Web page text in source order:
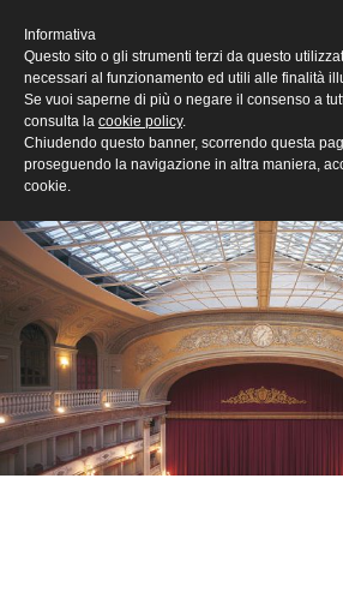
[Eng]
Informativa
Questo sito o gli strumenti terzi da questo
necessari al funzionamento ed utili alle finalità
Se vuoi saperne di più o negare il consenso a
consulta la cookie policy.
Chiudendo questo banner, scorrendo questa
proseguendo la navigazione in altra maniera,
cookie.